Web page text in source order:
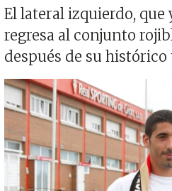
El lateral izquierdo, que
regresa al conjunto
después de su histórico
Imagen